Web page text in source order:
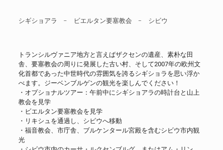
シギショアラ - ビエルタン要塞教会 - シビウ
トランシルヴァニア地方と言えばザクセンの遺産、素朴な田
舎、要塞教会の周りに発展した古い村、そして2007年の欧州文
化首都であった中世時代の雰囲気を誇るシギショラを思い浮か
べます。ジーベンブルゲンの観光を楽しんでください！
・オプショナルツアー：午前中にシギショアラの時計台と山上
教会を見学
・ビエルタン要塞教会を見学
・リキシュを通過し、シビウへ移動
・福音教会、市庁舎、ブルケンタール宮殿を含むシビウ市内観
光